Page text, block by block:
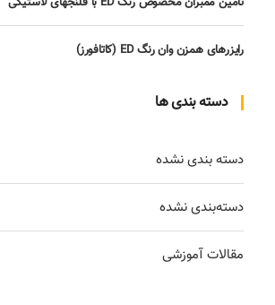
رایزرهای همزن وان رنگ ED (کاتافورز)
دسته بندی ها
دسته بندی نشده
دسته‌بندی نشده
مقالات آموزشی